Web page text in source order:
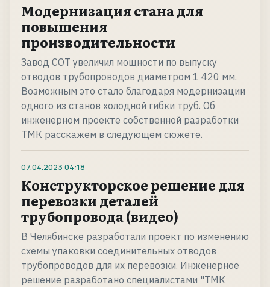
Модернизация стана для
повышения
производительности
Завод СОТ увеличил мощности по выпуску
отводов трубопроводов диаметром 1 420 мм.
Возможным это стало благодаря модернизации
одного из станов холодной гибки труб. Об
инженерном проекте собственной разработки
ТМК расскажем в следующем сюжете.
07.04.2023 04:18
Конструкторское решение для
перевозки деталей
трубопровода (видео)
В Челябинске разработали проект по изменению
схемы упаковки соединительных отводов
трубопроводов для их перевозки. Инженерное
решение разработано специалистами "ТМК